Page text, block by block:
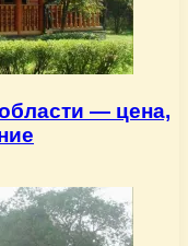
— цена,